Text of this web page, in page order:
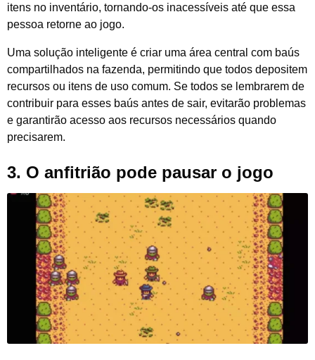
itens no inventário, tornando-os inacessíveis até que essa
pessoa retorne ao jogo.
Uma solução inteligente é criar uma área central com baús
compartilhados na fazenda, permitindo que todos depositem
recursos ou itens de uso comum. Se todos se lembrarem de
contribuir para esses baús antes de sair, evitarão problemas
e garantirão acesso aos recursos necessários quando
precisarem.
3. O anfitrião pode pausar o jogo